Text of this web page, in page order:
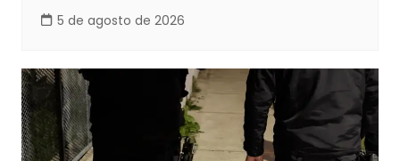
5 de agosto de 2026